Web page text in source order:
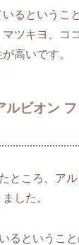
るというこ
マツキヨ、コ
高いです。
ルビオン
ところ、ア
した。
るというこ